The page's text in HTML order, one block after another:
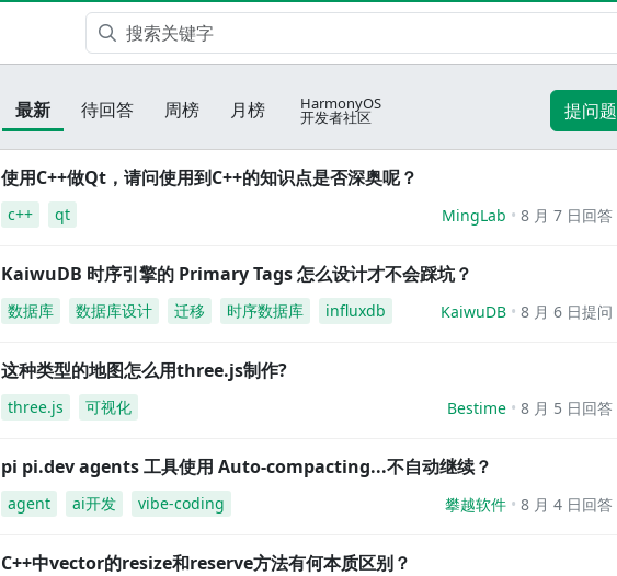
最新 待回答 周榜 月榜 HarmonyOS
开发者社区 提问题
使用C++做Qt，请问使用到C++的知识点是否深奥呢？
c++ qt MingLab 8 月 7 日回答
KaiwuDB 时序引擎的 Primary Tags 怎么设计才不会踩坑？
数据库 数据库设计 迁移 时序数据库 influxdb KaiwuDB 8 月 6 日提问
这种类型的地图怎么用three.js制作?
three.js 可视化 Bestime 8 月 5 日回答
pi pi.dev agents 工具使用 Auto-compacting...不自动继续？
agent ai开发 vibe-coding 攀越软件 8 月 4 日回答
C++中vector的resize和reserve方法有何本质区别？